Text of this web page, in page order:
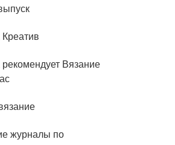
Креатив
рекомендует Вязание
журналы по